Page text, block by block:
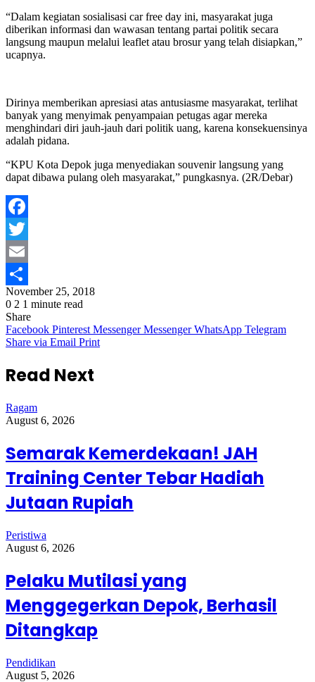
“Dalam kegiatan sosialisasi car free day ini, masyarakat juga
diberikan informasi dan wawasan tentang partai politik secara
langsung maupun melalui leaflet atau brosur yang telah disiapkan,”
ucapnya.
Dirinya memberikan apresiasi atas antusiasme masyarakat, terlihat
banyak yang menyimak penyampaian petugas agar mereka
menghindari diri jauh-jauh dari politik uang, karena konsekuensinya
adalah pidana.
“KPU Kota Depok juga menyediakan souvenir langsung yang
dapat dibawa pulang oleh masyarakat,” pungkasnya. (2R/Debar)
Facebook
Twitter
Email
Share
November 25, 2018
0 2 1 minute read
Share
Facebook Pinterest Messenger Messenger WhatsApp Telegram
Share via Email Print
Read Next
Ragam
August 6, 2026
Semarak Kemerdekaan! JAH
Training Center Tebar Hadiah
Jutaan Rupiah
Peristiwa
August 6, 2026
Pelaku Mutilasi yang
Menggegerkan Depok, Berhasil
Ditangkap
Pendidikan
August 5, 2026